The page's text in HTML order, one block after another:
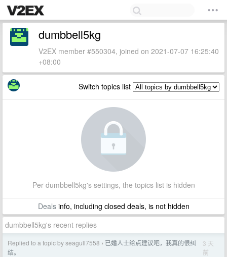
dumbbell5kg
V2EX member #550304, joined on 2021-07-07 16:25:40
+08:00
Switch topics list
Per dumbbell5kg's settings, the topics list is hidden
Dealsinfo, including closed deals, is not hidden
dumbbell5kg's recent replies
Replied to a topic by seagull7558 › 已婚人士给点建议吧，我真的很纠
结。
3 天
前